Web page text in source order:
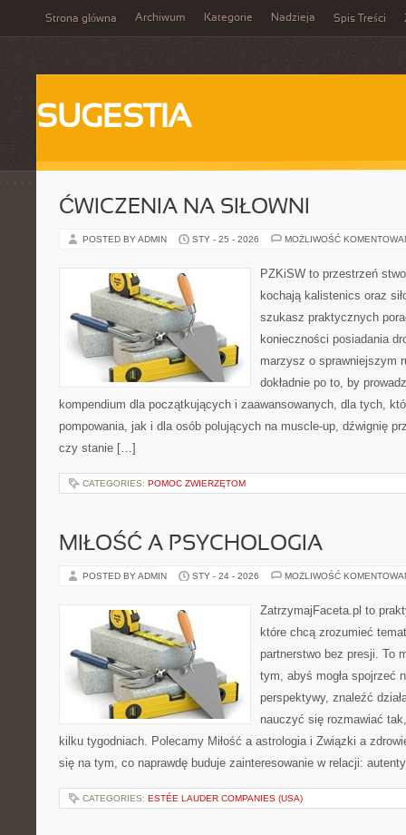
Strona główna Archiwum Kategorie Nadzieja Spis Treści
SUGESTIA
ĆWICZENIA NA SIŁOWNI
POSTED BY ADMIN STY - 25 - 2026 MOŻLIWOŚĆ
PZKiSW to przestrzeń
kochają kalistenics oraz
szukasz praktycznych
konieczności posiadania
marzysz o sprawniejszym
dokładnie po to, by
kompendium dla początkujących i zaawansowanych, dla tych,
pompowania, jak i dla osób polujących na muscle-up, dźwignię
czy stanie […]
CATEGORIES: POMOC ZWIERZĘTOM
MIŁOŚĆ A PSYCHOLOGIA
POSTED BY ADMIN STY - 24 - 2026 MOŻLIWOŚĆ
ZatrzymajFaceta.pl to
które chcą zrozumieć
partnerstwo bez presji. To
tym, abyś mogła spojrzeć
perspektywy, znaleźć
nauczyć się rozmawiać
kilku tygodniach. Polecamy Miłość a astrologia i Związki a
się na tym, co naprawdę buduje zainteresowanie w relacji:
CATEGORIES: ESTÉE LAUDER COMPANIES (USA)